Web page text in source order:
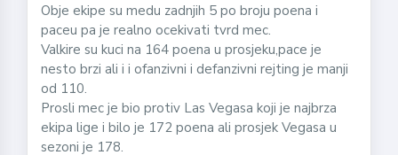
Obje ekipe su medu zadnjih 5 po broju poena i
paceu pa je realno ocekivati tvrd mec.
Valkire su kuci na 164 poena u prosjeku,pace je
nesto brzi ali i i ofanzivni i defanzivni rejting je manji
od 110.
Prosli mec je bio protiv Las Vegasa koji je najbrza
ekipa lige i bilo je 172 poena ali prosjek Vegasa u
sezoni je 178.